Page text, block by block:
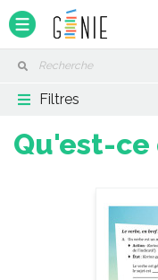
Filtres
Qu'est-ce
Panneau de gestion